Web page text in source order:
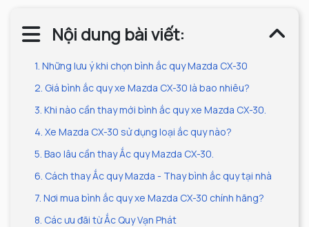
Nội dung bài viết:
1. Những lưu ý khi chọn bình ắc quy Mazda CX-30
2. Giá bình ắc quy xe Mazda CX-30 là bao nhiêu?
3. Khi nào cần thay mới bình ắc quy xe Mazda CX-30.
4. Xe Mazda CX-30 sử dụng loại ắc quy nào?
5. Bao lâu cần thay Ắc quy Mazda CX-30.
6. Cách thay Ắc quy Mazda - Thay bình ắc quy tại nhà
7. Nơi mua bình ắc quy xe Mazda CX-30 chính hãng?
8. Các ưu đãi từ Ắc Quy Vạn Phát